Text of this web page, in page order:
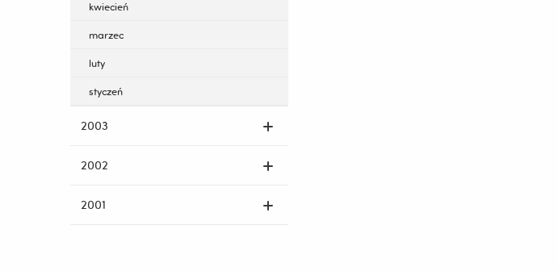
kwiecień
marzec
luty
styczeń
2003
2002
2001